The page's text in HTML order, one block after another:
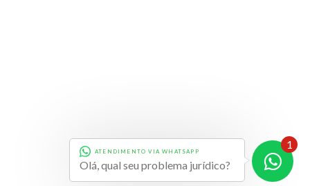
Desenvolvido porEvolve
1
ATENDIMENTO VIA WHATSAPP
Olá, qual seu problema jurídico?